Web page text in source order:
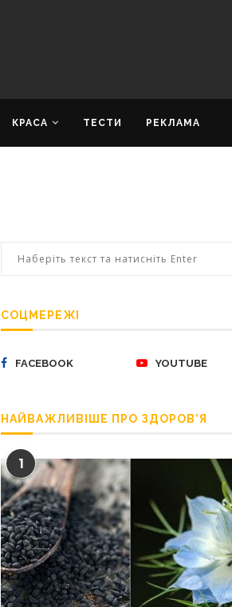
КРАСА ТЕСТИ РЕКЛАМА
СОЦМЕРЕЖІ
FACEBOOK YOUTUBE
НАЙВАЖЛИВІШЕ ПРО ЗДОРОВ’Я
1